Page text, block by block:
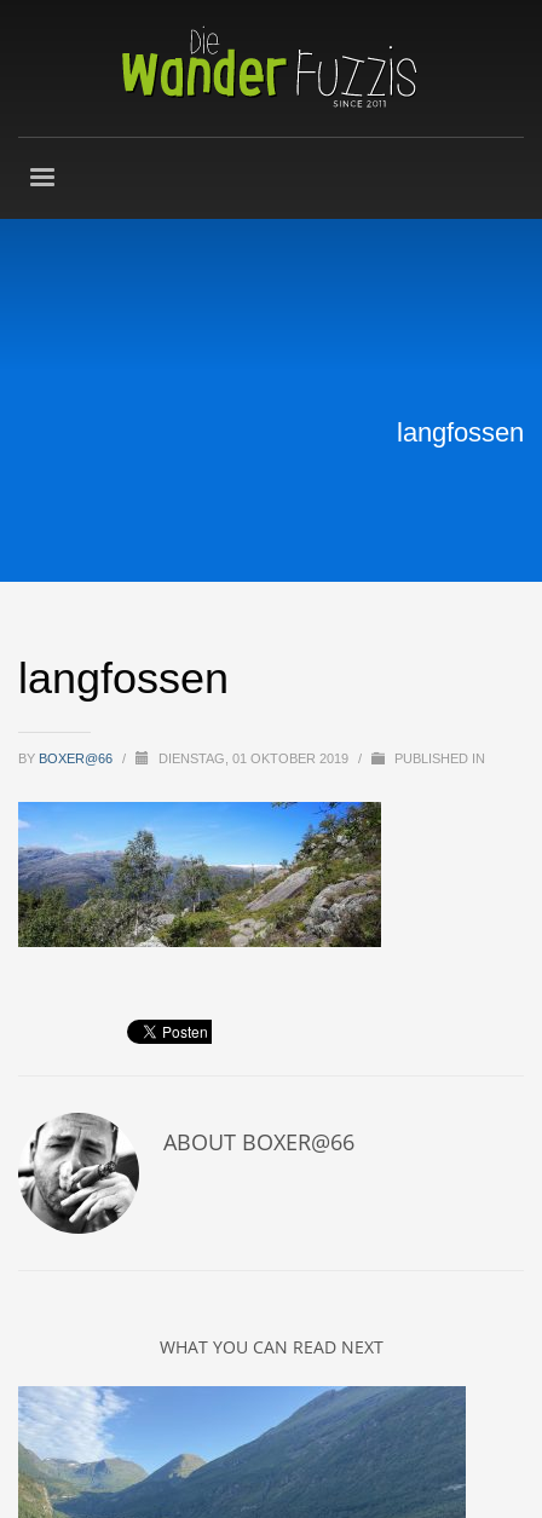
langfossen
langfossen
BY BOXER@66 / DIENSTAG, 01 OKTOBER 2019 / PUBLISHED IN
ABOUT BOXER@66
WHAT YOU CAN READ NEXT